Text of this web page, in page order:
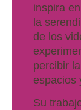
inspira
la
de los
percibir
espacios
Su